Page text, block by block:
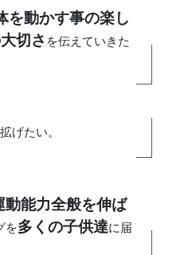
を動かす事の楽し
切さ を伝えていきた
げたい。
動能力全般を伸ば
を多くの子供達に届